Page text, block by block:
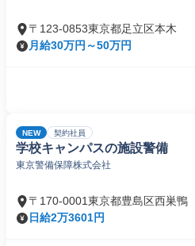
〒123-0853東京都足立区本木
月給30万円～50万円
NEW 契約社員
学校キャンパスの施設警備
東京警備保障株式会社
〒170-0001東京都豊島区西巣鴨
日給2万3601円